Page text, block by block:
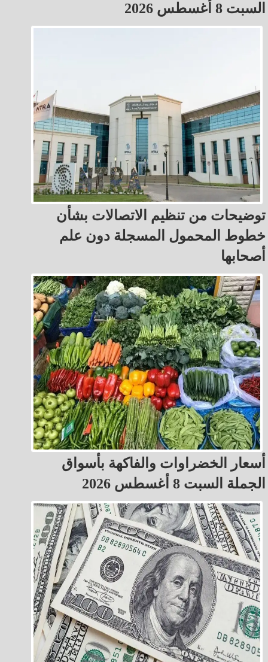
السبت 8 أغسطس 2026
توضيحات من تنظيم الاتصالات بشأن
خطوط المحمول المسجلة دون علم
أصحابها
أسعار الخضراوات والفاكهة بأسواق
الجملة السبت 8 أغسطس 2026